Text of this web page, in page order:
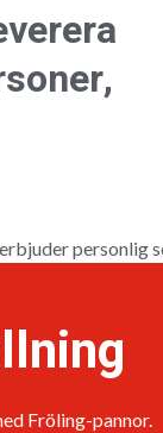
Fröling-pannor.